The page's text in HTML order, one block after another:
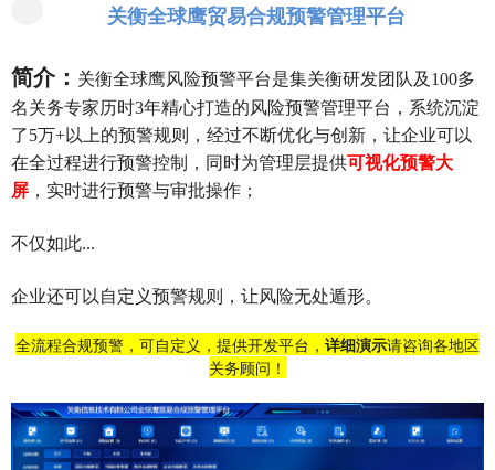
关衡全球鹰贸易合规预警管理平台
简介： 关衡全球鹰风险预警平台是集关衡研发团队及 100多
名关务专家历时3年精心打造的风险预警管理平台，系统沉淀
了5万+以上的预警规则，经过不断优化与创新，让企业可以
在全过程进行预警控制，同时为管理层提供可视化预警大
屏 ，实时进行预警与审批操作；
不仅如此...
企业还可以自定义预警规则，让风险无处遁形。
全流程合规预警，可自定义，提供开发平台， 详细演示请咨询各地区
关务顾问！